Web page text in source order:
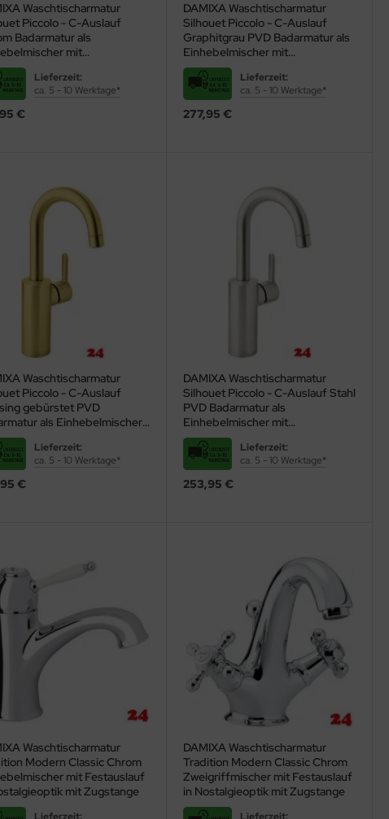
Waschtischarmatur
Piccolo - C-Auslauf
Badarmatur als
mit
Lieferzeit:
ca. 5 - 10 Werktage*
€
DAMIXA Waschtischarmatur
Silhouet Piccolo - C-Auslauf
Graphitgrau PVD Badarmatur als
Einhebelmischer mit
Schwenkauslauf
Lieferzeit:
ca. 5 - 10 Werktage*
277,95 €
Waschtischarmatur
Piccolo - C-Auslauf
gebürstet PVD
als Einhebelmischer
Lieferzeit:
ca. 5 - 10 Werktage*
€
DAMIXA Waschtischarmatur
Silhouet Piccolo - C-Auslauf Stahl
PVD Badarmatur als
Einhebelmischer mit
Schwenkauslauf
Lieferzeit:
ca. 5 - 10 Werktage*
253,95 €
Waschtischarmatur
Modern Classic Chrom
mit Festauslauf
mit Zugstange
Lieferzeit:
DAMIXA Waschtischarmatur
Tradition Modern Classic Chrom
Zweigriffmischer mit Festauslauf
in Nostalgieoptik mit Zugstange
Lieferzeit: